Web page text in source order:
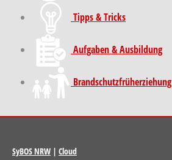
Tipps & Tricks
Aufgaben & Ausbildung
Brand­schutz­früh­erziehung
SyBOS NRW | Cloud